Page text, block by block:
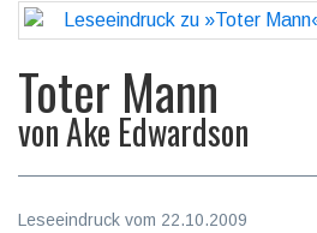
Toter Mann
vonAke Edwardson
Leseeindruck vom 22.10.2009